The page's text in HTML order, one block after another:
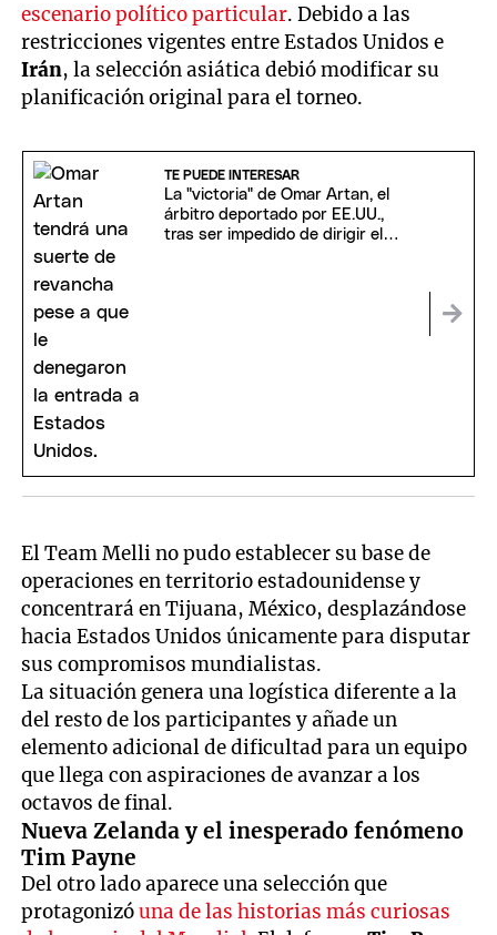
escenario político particular. Debido a las
restricciones vigentes entre Estados Unidos e
Irán, la selección asiática debió modificar su
planificación original para el torneo.
TE PUEDE INTERESAR
La "victoria" de Omar Artan, el
árbitro deportado por EE.UU.,
tras ser impedido de dirigir el
El Team Melli no pudo establecer su base de
operaciones en territorio estadounidense y
concentrará en Tijuana, México, desplazándose
hacia Estados Unidos únicamente para disputar
sus compromisos mundialistas.
La situación genera una logística diferente a la
del resto de los participantes y añade un
elemento adicional de dificultad para un equipo
que llega con aspiraciones de avanzar a los
octavos de final.
Nueva Zelanda y el inesperado fenómeno
Tim Payne
Del otro lado aparece una selección que
protagonizóuna de las historias más curiosas